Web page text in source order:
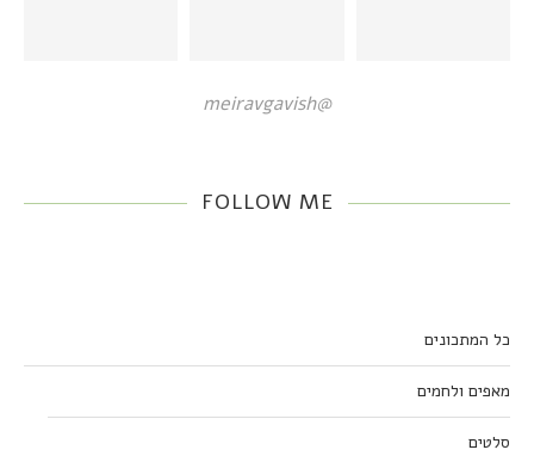
@meiravgavish
FOLLOW ME
כל המתכונים
מאפים ולחמים
סלטים